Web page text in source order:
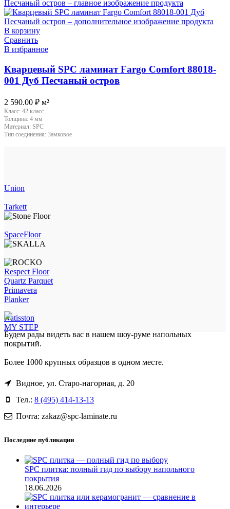
В корзину
Сравнить
В избранное
Кварцевый SPC ламинат Fargo Comfort 88018-
001 Дуб Песчаный остров
2 590.00 ₽ м²
Класс: 42 класс
Толщина: 4 мм
Материал: SPC
Тип соединения: Замковое
Union
Tarkett
SpaceFloor
Respect Floor
Quartz Parquet
Primavera
Planker
Natisston
MY STEP
Будем рады видеть вас в нашем шоу-руме напольных
покрытий.
Более 1000 крупных образцов в одном месте.
Видное, ул. Старо-нагорная, д. 20
Тел.: 8 (495) 414-13-13
Почта: zakaz@spc-laminate.ru
Последние публикации
SPC плитка: полный гид по выбору напольного
покрытия
18.06.2026